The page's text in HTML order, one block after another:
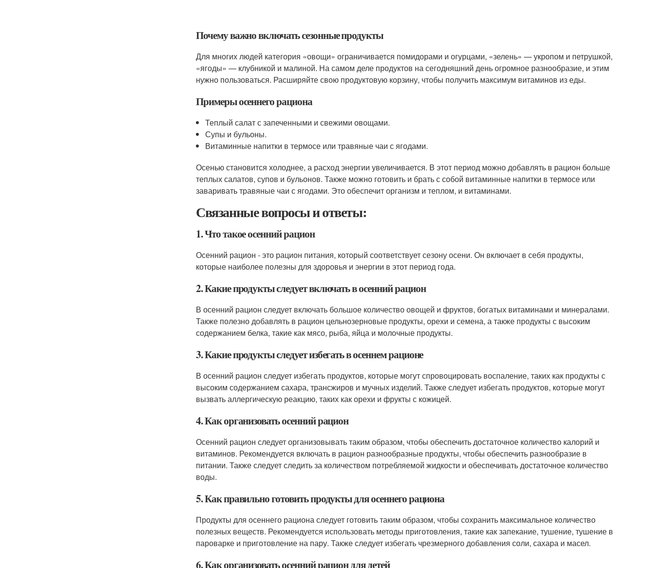
Почему важно включать сезонные продукты
Для многих людей категория «овощи» ограничивается помидорами и огурцами, «зелень» — укропом и петрушкой,
«ягоды» — клубникой и малиной. На самом деле продуктов на сегодняшний день огромное разнообразие, и этим
нужно пользоваться. Расширяйте свою продуктовую корзину, чтобы получить максимум витаминов из еды.
Примеры осеннего рациона
Теплый салат с запеченными и свежими овощами.
Супы и бульоны.
Витаминные напитки в термосе или травяные чаи с ягодами.
Осенью становится холоднее, а расход энергии увеличивается. В этот период можно добавлять в рацион больше
теплых салатов, супов и бульонов. Также можно готовить и брать с собой витаминные напитки в термосе или
заваривать травяные чаи с ягодами. Это обеспечит организм и теплом, и витаминами.
Связанные вопросы и ответы:
1. Что такое осенний рацион
Осенний рацион - это рацион питания, который соответствует сезону осени. Он включает в себя продукты,
которые наиболее полезны для здоровья и энергии в этот период года.
2. Какие продукты следует включать в осенний рацион
В осенний рацион следует включать большое количество овощей и фруктов, богатых витаминами и минералами.
Также полезно добавлять в рацион цельнозерновые продукты, орехи и семена, а также продукты с высоким
содержанием белка, такие как мясо, рыба, яйца и молочные продукты.
3. Какие продукты следует избегать в осеннем рационе
В осенний рацион следует избегать продуктов, которые могут спровоцировать воспаление, таких как продукты с
высоким содержанием сахара, трансжиров и мучных изделий. Также следует избегать продуктов, которые могут
вызвать аллергическую реакцию, таких как орехи и фрукты с кожицей.
4. Как организовать осенний рацион
Осенний рацион следует организовывать таким образом, чтобы обеспечить достаточное количество калорий и
витаминов. Рекомендуется включать в рацион разнообразные продукты, чтобы обеспечить разнообразие в
питании. Также следует следить за количеством потребляемой жидкости и обеспечивать достаточное количество
воды.
5. Как правильно готовить продукты для осеннего рациона
Продукты для осеннего рациона следует готовить таким образом, чтобы сохранить максимальное количество
полезных веществ. Рекомендуется использовать методы приготовления, такие как запекание, тушение, тушение в
пароварке и приготовление на пару. Также следует избегать чрезмерного добавления соли, сахара и масел.
6. Как организовать осенний рацион для детей